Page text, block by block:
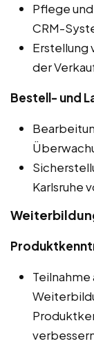
Pflege
CRM-
Erstellung
der
Bestell- und
Karlsruhe
Teilnahme